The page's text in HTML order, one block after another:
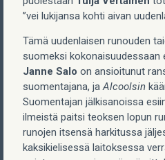
”vei lukijansa kohti aivan
Tämä uudenlaisen runouden
suomeksi kokonaisuudessaan
Janne Salo on ansioitunut
suomentajana, jaAlcoolsin
Suomentajan jälkisanoissa
ilmeistä paitsi teoksen lopun
runojen itsensä harkitussa
kaksikielisessä laitoksessa